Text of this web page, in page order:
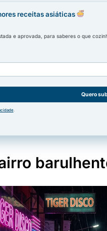
receitas asiáticas
e aprovada, para saberes o que
Quero
.